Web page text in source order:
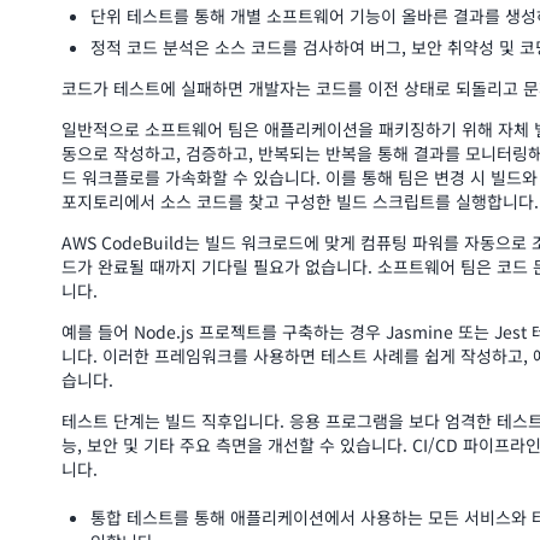
단위 테스트를 통해 개별 소프트웨어 기능이 올바른 결과를 생
정적 코드 분석은 소스 코드를 검사하여 버그, 보안 취약성 및
코드가 테스트에 실패하면 개발자는 코드를 이전 상태로 되돌리고
일반적으로 소프트웨어 팀은 애플리케이션을 패키징하기 위해 자
동으로 작성하고, 검증하고, 반복되는 반복을 통해 결과를 모니터링
드 워크플로를 가속화할 수 있습니다. 이를 통해 팀은 변경 시 빌드
포지토리에서 소스 코드를 찾고 구성한 빌드 스크립트를 실행합니다.
AWS CodeBuild는 빌드 워크로드에 맞게 컴퓨팅 파워를 자동으로
드가 완료될 때까지 기다릴 필요가 없습니다. 소프트웨어 팀은 코
니다.
예를 들어 Node.js 프로젝트를 구축하는 경우 Jasmine 또는 Jest
니다. 이러한 프레임워크를 사용하면 테스트 사례를 쉽게 작성하고
습니다.
테스트 단계는 빌드 직후입니다. 응용 프로그램을 보다 엄격한 테
능, 보안 및 기타 주요 측면을 개선할 수 있습니다. CI/CD 파이프라
니다.
통합 테스트를 통해 애플리케이션에서 사용하는 모든 서비스